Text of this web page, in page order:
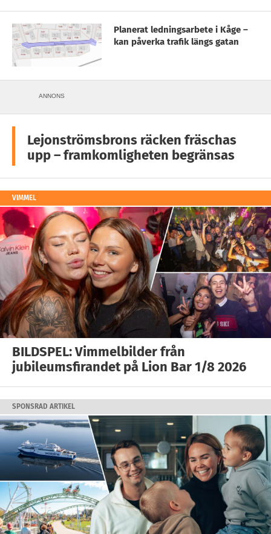
Planerat ledningsarbete i Kåge –
kan påverka trafik längs gatan
ANNONS
Lejonströmsbrons räcken fräschas
upp – framkomligheten begränsas
VIMMEL
BILDSPEL: Vimmelbilder från
jubileumsfirandet på Lion Bar 1/8 2026
SPONSRAD ARTIKEL